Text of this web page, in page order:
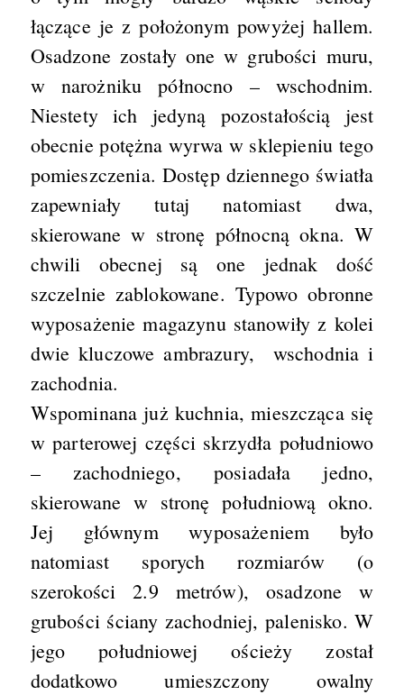
łączące je z położonym powyżej hallem.
Osadzone zostały one w grubości muru,
w narożniku północno – wschodnim.
Niestety ich jedyną pozostałością jest
obecnie potężna wyrwa w sklepieniu tego
pomieszczenia. Dostęp dziennego światła
zapewniały tutaj natomiast dwa,
skierowane w stronę północną okna. W
chwili obecnej są one jednak dość
szczelnie zablokowane. Typowo obronne
wyposażenie magazynu stanowiły z kolei
dwie kluczowe ambrazury, wschodnia i
zachodnia.
Wspominana już kuchnia, mieszcząca się
w parterowej części skrzydła południowo
– zachodniego, posiadała jedno,
skierowane w stronę południową okno.
Jej głównym wyposażeniem było
natomiast sporych rozmiarów (o
szerokości 2.9 metrów), osadzone w
grubości ściany zachodniej, palenisko. W
jego południowej ościeży został
dodatkowo umieszczony owalny